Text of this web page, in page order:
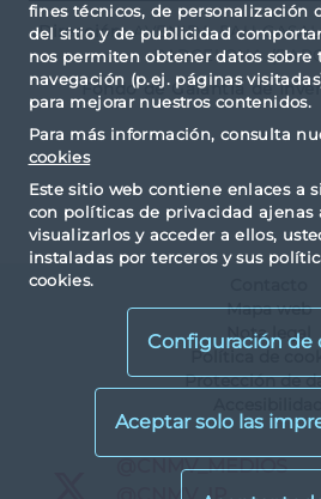
fines técnicos, de personalización
del sitio y de publicidad
nos permiten obtener datos sobre
navegación (p.ej. páginas
para mejorar nuestros contenidos.
Para más información, consulta
cookies
Este sitio web contiene enlaces a
con políticas de privacidad ajenas
visualizarlos y acceder a ellos,
instaladas por terceros y sus
cookies.
Configuración de
Dirección:AVENIDA PAU
BARCELONA
Fondo de Garantía de
Mapa web
Nota legal
Política de
Protección de
X@CNMV_MEDIOS